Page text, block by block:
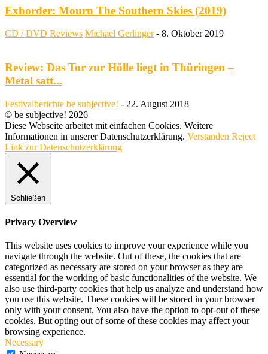
Exhorder: Mourn The Southern Skies (2019)
CD / DVD Reviews Michael Gerlinger - 8. Oktober 2019
Review: Das Tor zur Hölle liegt in Thüringen –
Metal satt...
Festivalberichte be subjective! - 22. August 2018
© be subjective! 2026
Diese Webseite arbeitet mit einfachen Cookies. Weitere
Informationen in unserer Datenschutzerklärung. Verstanden Reject
Link zur Datenschutzerklärung
Schließen
Privacy Overview
This website uses cookies to improve your experience while you
navigate through the website. Out of these, the cookies that are
categorized as necessary are stored on your browser as they are
essential for the working of basic functionalities of the website. We
also use third-party cookies that help us analyze and understand how
you use this website. These cookies will be stored in your browser
only with your consent. You also have the option to opt-out of these
cookies. But opting out of some of these cookies may affect your
browsing experience.
Necessary